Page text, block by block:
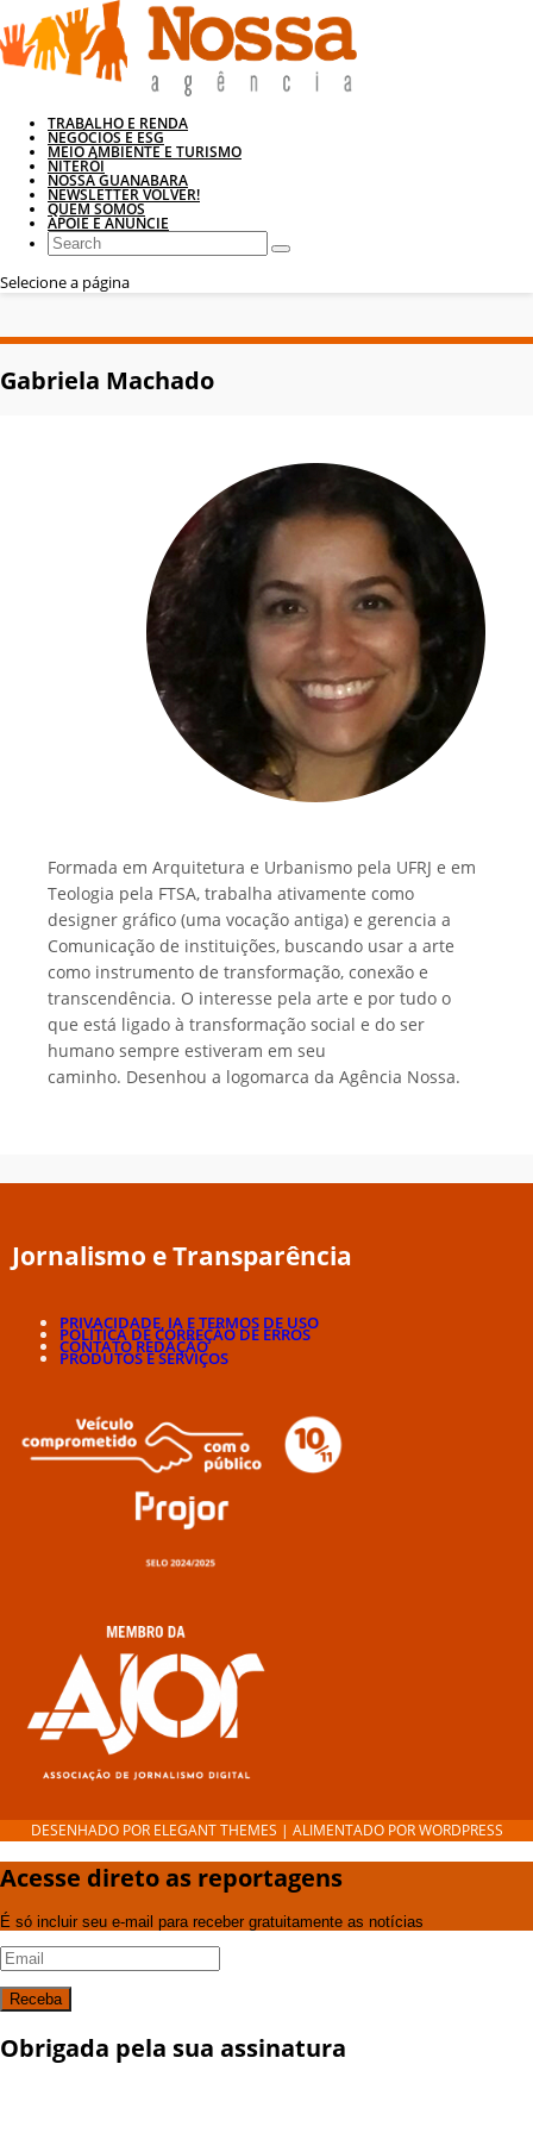
TRABALHO E RENDA
NEGÓCIOS E ESG
MEIO AMBIENTE E TURISMO
NITERÓI
NOSSA GUANABARA
NEWSLETTER VOLVER!
QUEM SOMOS
APOIE E ANUNCIE
Selecione a página
Gabriela Machado
Formada em Arquitetura e Urbanismo pela UFRJ e em
Teologia pela FTSA, trabalha ativamente como
designer gráfico (uma vocação antiga) e gerencia a
Comunicação de instituições, buscando usar a arte
como instrumento de transformação, conexão e
transcendência. O interesse pela arte e por tudo o
que está ligado à transformação social e do ser
humano sempre estiveram em seu
caminho. Desenhou a logomarca da Agência Nossa.
Jornalismo e Transparência
PRIVACIDADE, IA E TERMOS DE USO
POLÍTICA DE CORREÇÃO DE ERROS
CONTATO REDAÇÃO
PRODUTOS E SERVIÇOS
DESENHADO POR ELEGANT THEMES | ALIMENTADO PORWORDPRESS
Acesse direto as reportagens
É só incluir seu e-mail para receber gratuitamente as notícias
Receba
Obrigada pela sua assinatura